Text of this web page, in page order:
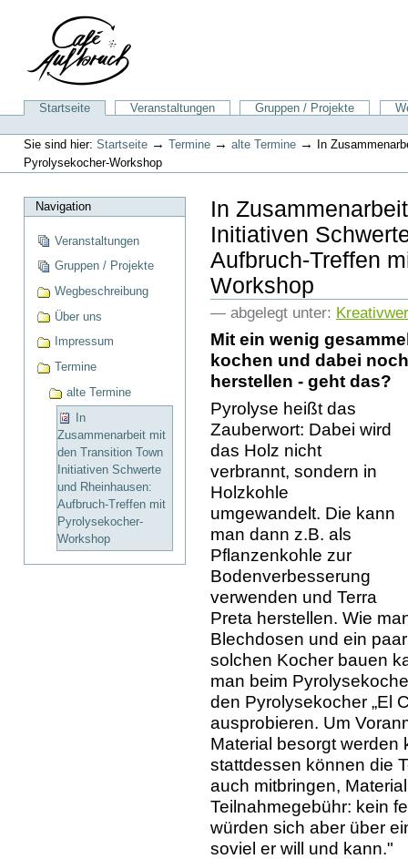
Navigation
SektionenStartseite Veranstaltungen Gruppen / Projekte
Benutzerspezifische
Werkzeuge
Sie sind hier: Startseite → Termine → alte Termine → In
Pyrolysekocher-Workshop
Navigation
Veranstaltungen
Gruppen / Projekte
Wegbeschreibung
Über uns
Impressum
Termine
alte Termine
In
Zusammenarbeit mit
den Transition Town
Initiativen Schwerte
und Rheinhausen:
Aufbruch-Treffen mit
Pyrolysekocher-
Workshop
In
Initiativen
Aufbruch-Treffen
Workshop
— abgelegt unter:
Mit ein wenig
kochen und dabei
herstellen - geht das?
Pyrolyse heißt das
Zauberwort: Dabei wird
das Holz nicht
verbrannt, sondern in
Holzkohle
umgewandelt. Die kann
man dann z.B. als
Pflanzenkohle zur
Bodenverbesserung
verwenden und Terra
Preta herstellen. Wie
Blechdosen und ein
solchen Kocher bauen
man beim
den Pyrolysekocher „El
ausprobieren. Um
Material besorgt werden
stattdessen können die
auch mitbringen,
Teilnahmegebühr: kein
würden sich aber über
soviel er will und kann."